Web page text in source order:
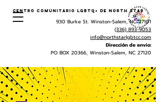
Centro Comunitario LGBTQ+ de North Star
930 Burke St. Winston-Salem, NC 27101
(336) 893-9053
info@northstarlgbtcc.com
Dirección de envio:
PO BOX 20366, Winston-Salem, NC 27120